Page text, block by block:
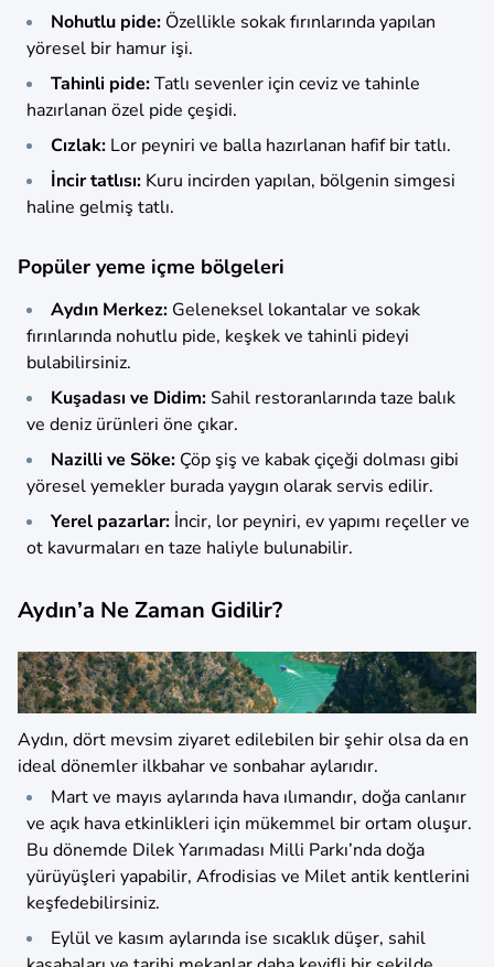
Nohutlu pide: Özellikle sokak fırınlarında yapılan
yöresel bir hamur işi.
Tahinli pide:Tatlı sevenler için ceviz ve tahinle
hazırlanan özel pide çeşidi.
Cızlak: Lor peyniri ve balla hazırlanan hafif bir tatlı.
İncir tatlısı: Kuru incirden yapılan, bölgenin simgesi
haline gelmiş tatlı.
Popüler yeme içme bölgeleri
Aydın Merkez: Geleneksel lokantalar ve sokak
fırınlarında nohutlu pide, keşkek ve tahinli pideyi
bulabilirsiniz.
Kuşadası ve Didim: Sahil restoranlarında taze balık
ve deniz ürünleri öne çıkar.
Nazilli ve Söke: Çöp şiş ve kabak çiçeği dolması gibi
yöresel yemekler burada yaygın olarak servis edilir.
Yerel pazarlar: İncir, lor peyniri, ev yapımı reçeller ve
ot kavurmaları en taze haliyle bulunabilir.
Aydın’a Ne Zaman Gidilir?
Aydın, dört mevsim ziyaret edilebilen bir şehir olsa da en
ideal dönemler ilkbahar ve sonbahar aylarıdır.
Mart ve mayıs aylarında hava ılımandır, doğa canlanır
ve açık hava etkinlikleri için mükemmel bir ortam oluşur.
Bu dönemde Dilek Yarımadası Milli Parkı’nda doğa
yürüyüşleri yapabilir, Afrodisias ve Milet antik kentlerini
keşfedebilirsiniz.
Eylül ve kasım aylarında ise sıcaklık düşer, sahil